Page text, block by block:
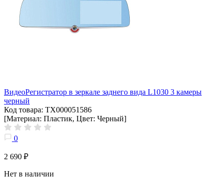
ВидеоРегистратор в зеркале заднего вида L1030 3 камеры
черный
Код товара: ТХ000051586
[Материал: Пластик, Цвет: Черный]
0
2 690 ₽
Нет в наличии